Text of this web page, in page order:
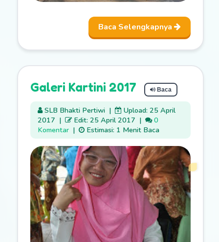
Baca Selengkapnya
Galeri Kartini 2017 Baca
SLB Bhakti Pertiwi |
Upload: 25 April
2017 | Edit: 25 April 2017 |
0
Komentar | Estimasi: 1 Menit Baca